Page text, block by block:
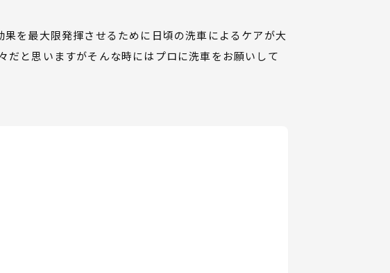
を最大限発揮させるために日頃の洗車によるケアが大
と思いますがそんな時にはプロに洗車をお願いして